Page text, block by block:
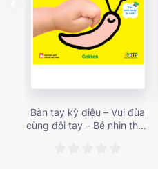
Bàn tay kỳ diệu – Vui đùa
cùng đôi tay – Bé nhìn thấy